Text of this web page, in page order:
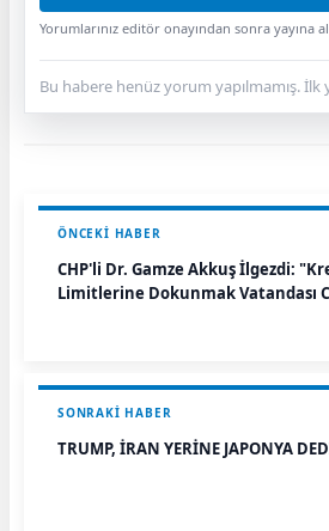
Yorumlarınız editör onayından sonra yayına
Bu habere henüz yorum yapılmamış. İlk
ÖNCEKI HABER
CHP'li Dr. Gamze Akkuş İlgezdi:
Limitlerine Dokunmak Vatandaşı
SONRAKI HABER
TRUMP, İRAN YERİNE JAPONYA